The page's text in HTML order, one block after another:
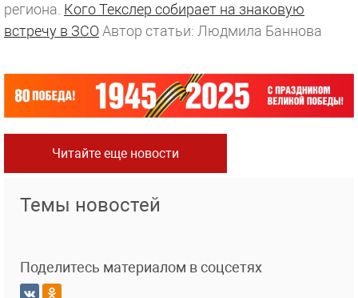
региона. Кого Текслер собирает на знаковую
встречу в ЗСО Автор статьи: Людмила Баннова
Читайте еще новости
Темы новостей
Поделитесь материалом в соцсетях